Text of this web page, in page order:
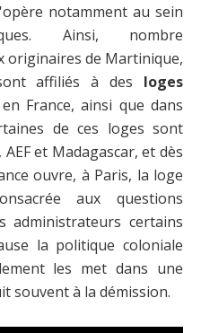
notamment au sein
Ainsi, nombre
originaires de Martinique,
affiliés à des loges
France, ainsi que dans
de ces loges sont
et Madagascar, et dès
ouvre, à Paris, la loge
aux questions
administrateurs certains
la politique coloniale
les met dans une
souvent à la démission.